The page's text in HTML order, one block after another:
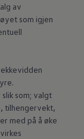
av
som igjen
som; valgt
tilhengervekt,
med på å øke